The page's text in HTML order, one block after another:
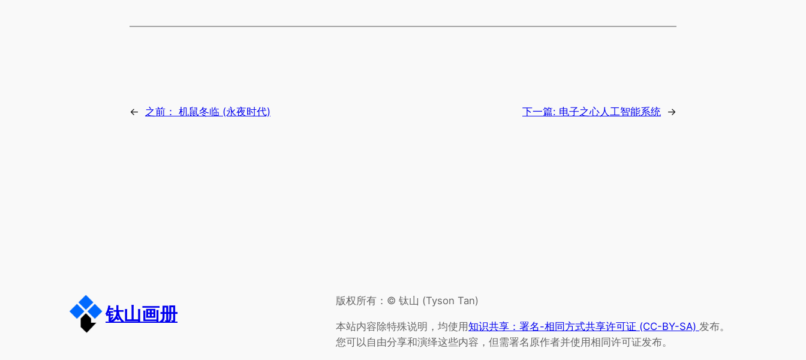
← 之前： 机鼠冬临 (永夜时代) 下一篇: 电子之心人工智能系统 →
钛山画册
版权所有：© 钛山 (Tyson Tan)
本站内容除特殊说明，均使用知识共享：署名-相同方式共享许可证 (CC-BY-SA) 发布。
您可以自由分享和演绎这些内容，但需署名原作者并使用相同许可证发布。